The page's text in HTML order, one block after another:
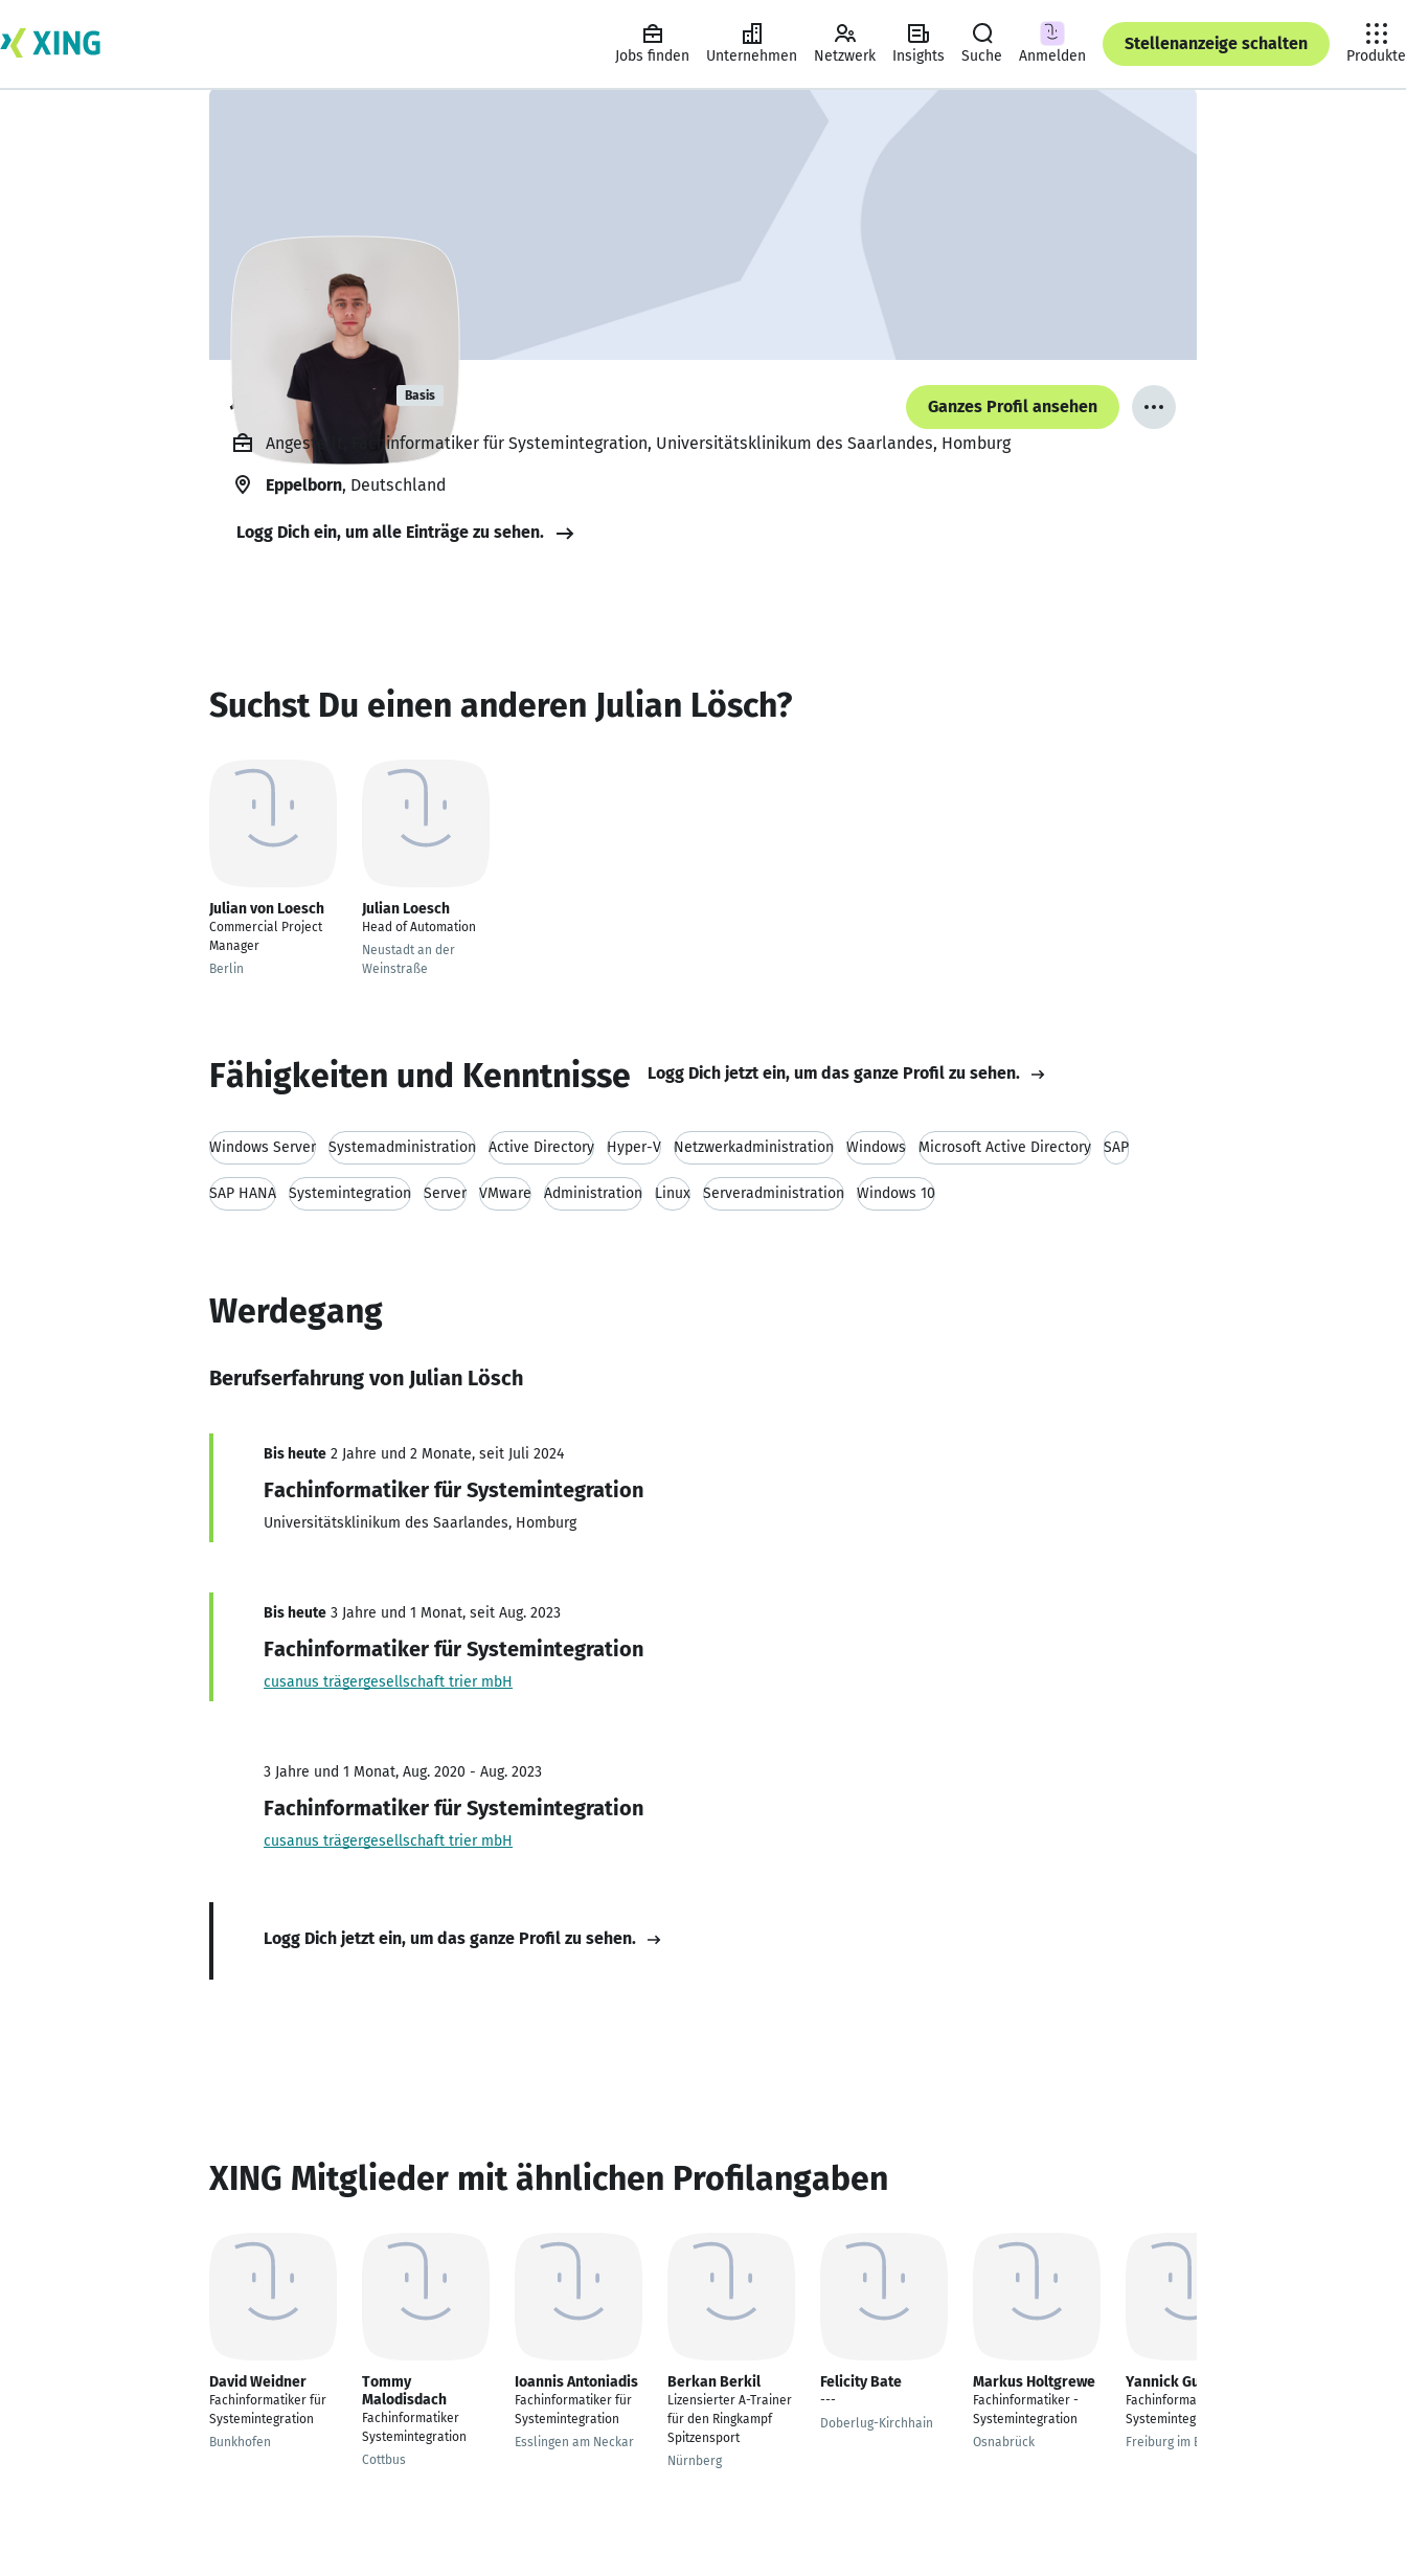
Jobs finden Unternehmen Netzwerk Insights Suche Anmelden
Stellenanzeige schalten
Produkte
Julian Lösch Basis
Ganzes Profil ansehen
Angestellt, Fachinformatiker für Systemintegration, Universitätsklinikum des Saarlandes, Homburg
Eppelborn, Deutschland
Logg Dich ein, um alle Einträge zu sehen.
Suchst Du einen anderen Julian Lösch?
Julian von Loesch
Commercial Project
Manager
Berlin
Julian Loesch
Head of Automation
Neustadt an der
Weinstraße
Fähigkeiten und Kenntnisse Logg Dich jetzt ein, um das ganze Profil zu sehen.
Windows Server Systemadministration Active Directory Hyper-V Netzwerkadministration Windows Microsoft Active Directory SAP
SAP HANA Systemintegration Server VMware Administration Linux Serveradministration Windows 10
Werdegang
Berufserfahrung von Julian Lösch
Bis heute 2 Jahre und 2 Monate, seit Juli 2024
Fachinformatiker für Systemintegration
Universitätsklinikum des Saarlandes, Homburg
Bis heute 3 Jahre und 1 Monat, seit Aug. 2023
Fachinformatiker für Systemintegration
cusanus trägergesellschaft trier mbH
3 Jahre und 1 Monat, Aug. 2020 - Aug. 2023
Fachinformatiker für Systemintegration
cusanus trägergesellschaft trier mbH
Logg Dich jetzt ein, um das ganze Profil zu sehen.
XING Mitglieder mit ähnlichen Profilangaben
David Weidner
Fachinformatiker für
Systemintegration
Bunkhofen
Tommy
Malodisdach
Fachinformatiker
Systemintegration
Cottbus
Ioannis Antoniadis
Fachinformatiker für
Systemintegration
Esslingen am Neckar
Berkan Berkil
Lizensierter A-Trainer
für den Ringkampf
Spitzensport
Nürnberg
Felicity Bate
---
Doberlug-Kirchhain
Markus Holtgrewe
Fachinformatiker -
Systemintegration
Osnabrück
Yannick Gutmann
Fachinformatiker für
Systemintegration
Freiburg im Breisgau